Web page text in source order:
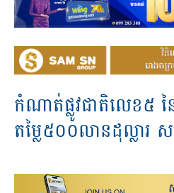
កំណាត់ផ្លូវជាតិលេខ៥ នៃ
តម្លៃ៥០០លានដុល្លារ